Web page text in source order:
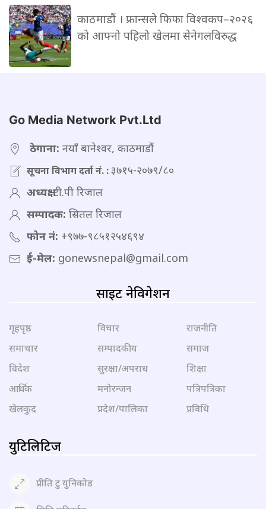
काठमाडौं । फ्रान्सले फिफा विश्वकप–२०२६
को आफ्नो पहिलो खेलमा सेनेगलविरुद्ध
Go Media Network Pvt.Ltd
ठेगाना: नयाँ बानेश्वर, काठमाडौं
सूचना विभाग दर्ता नं. :३७१५-२०७९/८०
अध्यक्ष:टी.पी रिजाल
सम्पादक: सितल रिजाल
फोन नं: +९७७-९८५१२५४६९४
ई-मेल: gonewsnepal@gmail.com
साइट नेविगेशन
गृहपृष्ठ
समाचार
विदेश
आर्थिक
खेलकुद
विचार
सम्पादकीय
सुरक्षा/अपराध
मनोरन्जन
प्रदेश/पालिका
राजनीति
समाज
शिक्षा
पत्रिपत्रिका
प्रविधि
युटिलिटिज
प्रीति टु युनिकोड